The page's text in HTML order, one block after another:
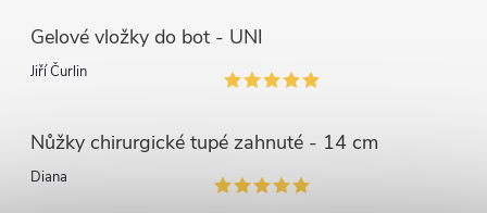
Gelové vložky do bot - UNI
Jiří Čurlin
Nůžky chirurgické tupé zahnuté - 14 cm
Diana